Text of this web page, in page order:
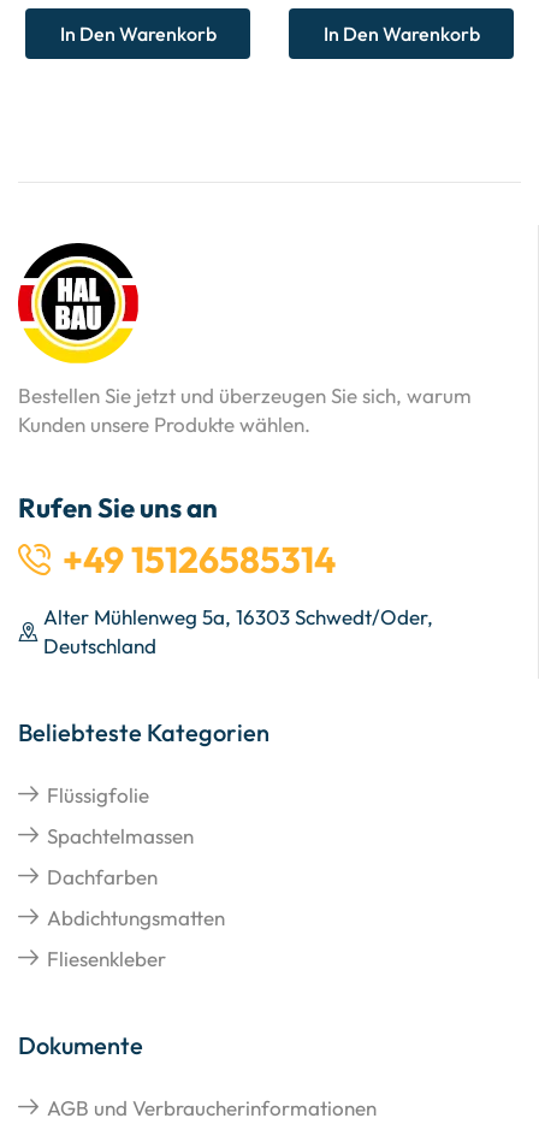
In Den Warenkorb In Den Warenkorb
Bestellen Sie jetzt und überzeugen Sie sich, warum
Kunden unsere Produkte wählen.
Rufen Sie uns an
+49 15126585314
Alter Mühlenweg 5a, 16303 Schwedt/Oder,
Deutschland
Beliebteste Kategorien
Flüssigfolie
Spachtelmassen
Dachfarben
Abdichtungsmatten
Fliesenkleber
Dokumente
AGB und Verbraucherinformationen